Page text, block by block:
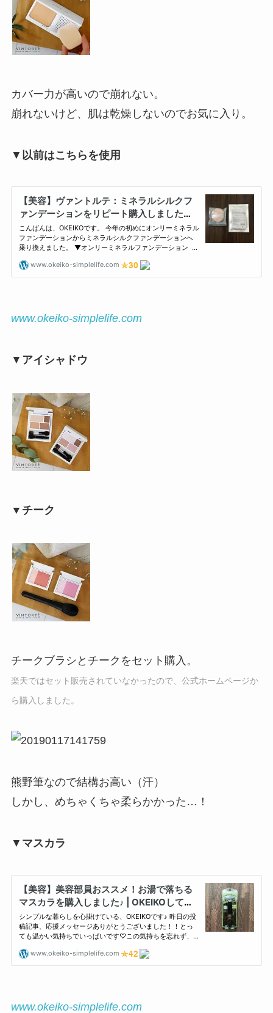
カバー力が高いので崩れない。
崩れないけど、肌は乾燥しないのでお気に入り。
▼ 以前はこちらを使用
www.okeiko-simplelife.com
▼ アイシャドウ
▼チーク
チークブラシとチークをセット購入。
楽天ではセット販売されていなかったので、公式ホームページか
ら購入しました。
熊野筆なので結構お高い（汗）
しかし、めちゃくちゃ柔らかかった…！
▼ マスカラ
www.okeiko-simplelife.com